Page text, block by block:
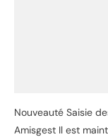
Nouveauté Saisie
Amisgest Il est